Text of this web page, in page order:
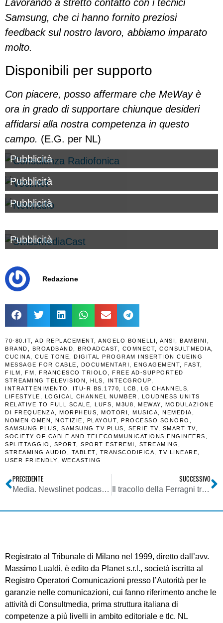
Lavorando a stretto contatto con i tecnici
Samsung, che ci hanno fornito preziosi
feedback sul nostro lavoro, abbiamo imparato
molto.
Disponibili per supporto
Con piacere, posso affermare che MeWay è
ora in grado di supportare chiunque desideri
affidarsi alla nostra competenza in questo
campo. (E.G. per NL)
Pubblicità
Pubblicità
Pubblicità
Pubblicità
Redazione
70-80.IT AD REPLACEMENT ANGELO BONELLI ANSI BAMBINI
BRAND
BROADBAND BROADCAST COMNECT CONSULTMEDIA
CUCINA
CUE TONE
DIGITAL PROGRAM INSERTION CUEING
MESSAGE FOR CABLE
DOCUMENTARI ENGAGEMENT FAST
FILM
FM FRANCESCO TRIOLO
FREE AD-SUPPORTED
STREAMING TELEVISION
HLS INTECGROUP
INTRATTENIMENTO
ITU-R BS.1770 LCB LG CHANNELS
LIFESTYLE
LOGICAL CHANNEL NUMBER
LOUDNESS UNITS
RELATIVE TO FULL SCALE
LUFS M3U8 MEWAY
MODULAZIONE
DI FREQUENZA
MORPHEUS MOTORI MUSICA NEMEDIA
NOMEN OMEN
NOTIZIE PLAYOUT PROCESSO SONORO
SAMSUNG PLUS
SAMSUNG TV PLUS SERIE TV, SMART TV,
SOCIETY OF CABLE AND TELECOMMUNICATIONS ENGINEERS
SPLITTAGGIO
SPORT SPORT ESTREMI STREAMING
STREAMING AUDIO
TABLET TRANSCODIFICA TV LINEARE
USER FRIENDLY
WECASTING
PRECEDENTE
Media. Newslinet podcast puntata del 24/07/2024: ascolta le notizie della settimana di NL. Conducono Carlo Elli e Laura Badiini. By Kvox
SUCCESSIVO
Il tracollo della Ferragni trascina tutti gli influencer: terminata la stagione? Chi vive di comunicazione deve conoscere prima le regole
Registrato al Tribunale di Milano nel 1999, diretto dall’avv.
Massimo Lualdi, è edito da Planet s.r.l., società iscritta al
Registro Operatori Comunicazioni presso l’Autorità per le
garanzie nelle comunicazioni, cui fanno riferimento anche le
attività di Consultmedia, prima struttura italiana di
competenze a più livelli in ambito editoriale e tlc. NL